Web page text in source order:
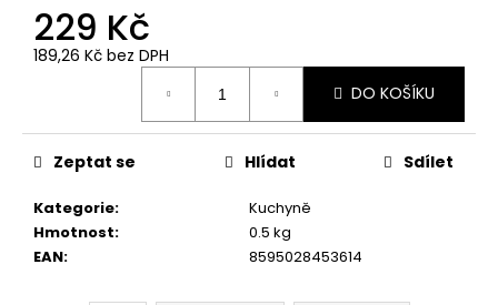
229 Kč
189,26 Kč bez DPH
DO KOŠÍKU
Kategorie:
Kuchyně
Hmotnost:
0.5 kg
EAN: 8595028453614
Zeptat se Hlídat Sdílet
D
o
č
e
m